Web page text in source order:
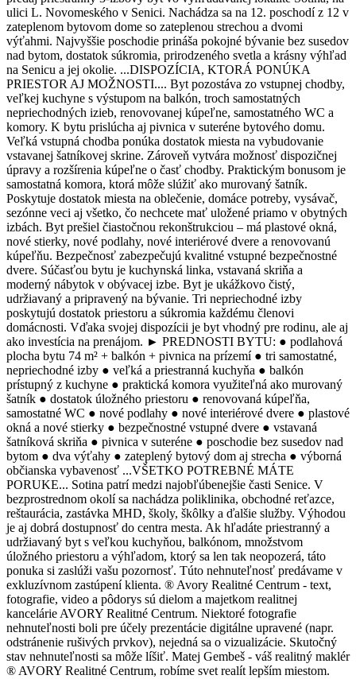
ulici L. Novomeského v Senici. Nachádza sa na 12. poschodí z 12 v
zateplenom bytovom dome so zateplenou strechou a dvomi
výťahmi. Najvyššie poschodie prináša pokojné bývanie bez susedov
nad bytom, dostatok súkromia, prirodzeného svetla a krásny výhľad
na Senicu a jej okolie. ...DISPOZÍCIA, KTORÁ PONÚKA
PRIESTOR AJ MOŽNOSTI.... Byt pozostáva zo vstupnej chodby,
veľkej kuchyne s výstupom na balkón, troch samostatných
nepriechodných izieb, renovovanej kúpeľne, samostatného WC a
komory. K bytu prislúcha aj pivnica v suteréne bytového domu.
Veľká vstupná chodba ponúka dostatok miesta na vybudovanie
vstavanej šatníkovej skrine. Zároveň vytvára možnosť dispozičnej
úpravy a rozšírenia kúpeľne o časť chodby. Praktickým bonusom je
samostatná komora, ktorá môže slúžiť ako murovaný šatník.
Poskytuje dostatok miesta na oblečenie, domáce potreby, vysávač,
sezónne veci aj všetko, čo nechcete mať uložené priamo v obytných
izbách. Byt prešiel čiastočnou rekonštrukciou – má plastové okná,
nové stierky, nové podlahy, nové interiérové dvere a renovovanú
kúpeľňu. Bezpečnosť zabezpečujú kvalitné vstupné bezpečnostné
dvere. Súčasťou bytu je kuchynská linka, vstavaná skriňa a
moderný nábytok v obývacej izbe. Byt je ukážkovo čistý,
udržiavaný a pripravený na bývanie. Tri nepriechodné izby
poskytujú dostatok priestoru a súkromia každému členovi
domácnosti. Vďaka svojej dispozícii je byt vhodný pre rodinu, ale aj
ako investícia na prenájom. ► PREDNOSTI BYTU: ● podlahová
plocha bytu 74 m² + balkón + pivnica na prízemí ● tri samostatné,
nepriechodné izby ● veľká a priestranná kuchyňa ● balkón
prístupný z kuchyne ● praktická komora využiteľná ako murovaný
šatník ● dostatok úložného priestoru ● renovovaná kúpeľňa,
samostatné WC ● nové podlahy ● nové interiérové dvere ● plastové
okná a nové stierky ● bezpečnostné vstupné dvere ● vstavaná
šatníková skriňa ● pivnica v suteréne ● poschodie bez susedov nad
bytom ● dva výťahy ● zateplený bytový dom aj strecha ● výborná
občianska vybavenosť ...VŠETKO POTREBNÉ MÁTE
PORUKE... Sotina patrí medzi najobľúbenejšie časti Senice. V
bezprostrednom okolí sa nachádza poliklinika, obchodné reťazce,
reštaurácia, zastávka MHD, školy, škôlky a ďalšie služby. Výhodou
je aj dobrá dostupnosť do centra mesta. Ak hľadáte priestranný a
udržiavaný byt s veľkou kuchyňou, balkónom, množstvom
úložného priestoru a výhľadom, ktorý sa len tak neopozerá, táto
ponuka si zaslúži vašu pozornosť. Túto nehnuteľnosť predávame v
exkluzívnom zastúpení klienta. ® Avory Realitné Centrum - text,
fotografie, video a pôdorys sú dielom a majetkom realitnej
kancelárie AVORY Realitné Centrum. Niektoré fotografie
nehnuteľnosti boli pre účely prezentácie digitálne upravené (napr.
odstránenie rušivých prvkov), nejedná sa o vizualizácie. Skutočný
stav nehnuteľnosti sa môže líšiť. Matej Gembeš - váš realitný maklér
® AVORY Realitné Centrum, robíme svet realít lepším miestom.